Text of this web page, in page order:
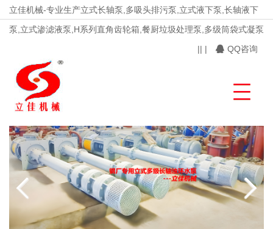
立佳机械-专业生产立式长轴泵,多吸头排污泵,立式液下泵,长轴液下
泵,立式渗滤液泵,H系列直角齿轮箱,餐厨垃圾处理泵,多级筒袋式凝泵
|| | QQ咨询